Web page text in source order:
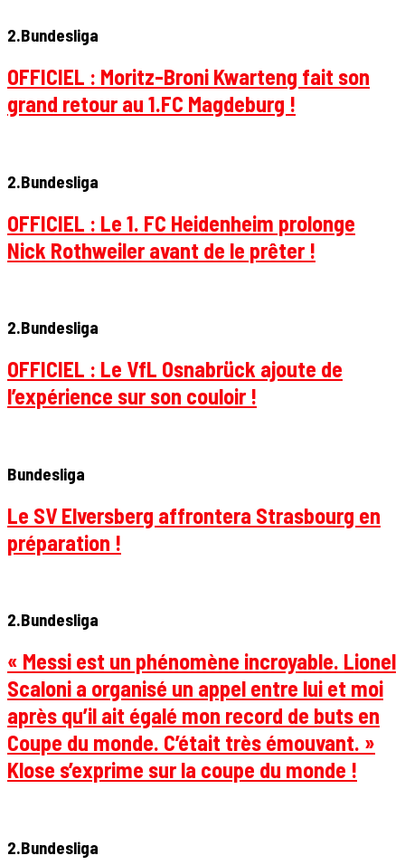
2.Bundesliga
OFFICIEL : Moritz-Broni Kwarteng fait son
grand retour au 1.FC Magdeburg !
2.Bundesliga
OFFICIEL : Le 1. FC Heidenheim prolonge
Nick Rothweiler avant de le prêter !
2.Bundesliga
OFFICIEL : Le VfL Osnabrück ajoute de
l’expérience sur son couloir !
Bundesliga
Le SV Elversberg affrontera Strasbourg en
préparation !
2.Bundesliga
« Messi est un phénomène incroyable. Lionel
Scaloni a organisé un appel entre lui et moi
après qu’il ait égalé mon record de buts en
Coupe du monde. C’était très émouvant. »
Klose s’exprime sur la coupe du monde !
2.Bundesliga